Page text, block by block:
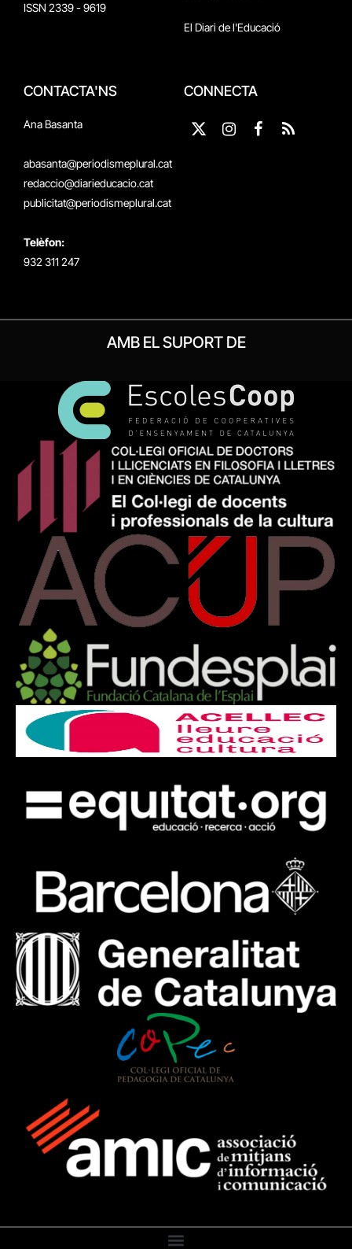
ISSN 2339 - 9619
El Diari de l'Educació
CONTACTA'NS
Ana Basanta
abasanta@periodismeplural.cat
redaccio@diarieducacio.cat
publicitat@periodismeplural.cat
Telèfon:
932 311 247
CONNECTA
X
Instagram
Facebook
RSS
AMB EL SUPORT DE